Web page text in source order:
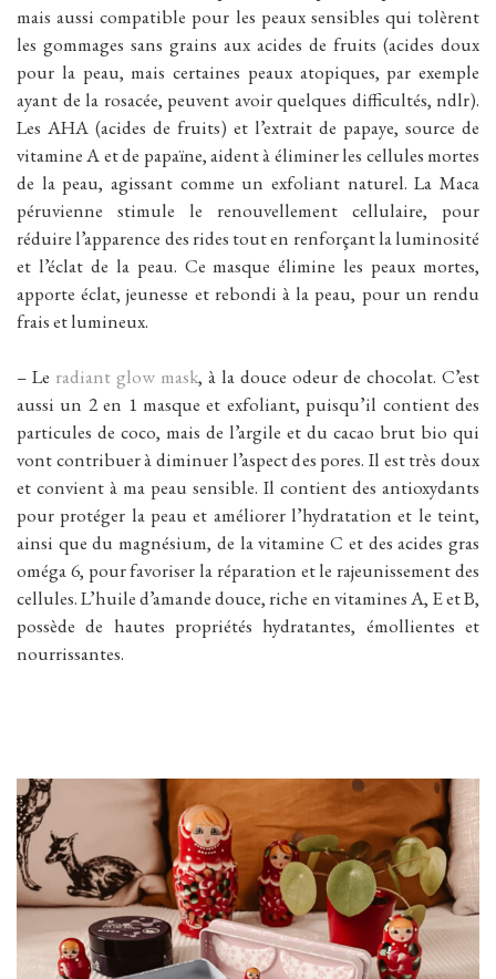
mais aussi compatible pour les peaux sensibles qui tolèrent
les gommages sans grains aux acides de fruits (acides doux
pour la peau, mais certaines peaux atopiques, par exemple
ayant de la rosacée, peuvent avoir quelques difficultés, ndlr).
Les AHA (acides de fruits) et l’extrait de papaye, source de
vitamine A et de papaïne, aident à éliminer les cellules mortes
de la peau, agissant comme un exfoliant naturel. La Maca
péruvienne stimule le renouvellement cellulaire, pour
réduire l’apparence des rides tout en renforçant la luminosité
et l’éclat de la peau. Ce masque élimine les peaux mortes,
apporte éclat, jeunesse et rebondi à la peau, pour un rendu
frais et lumineux.
– Le radiant glow mask, à la douce odeur de chocolat. C’est
aussi un 2 en 1 masque et exfoliant, puisqu’il contient des
particules de coco, mais de l’argile et du cacao brut bio qui
vont contribuer à diminuer l’aspect des pores. Il est très doux
et convient à ma peau sensible. Il contient des antioxydants
pour protéger la peau et améliorer l’hydratation et le teint,
ainsi que du magnésium, de la vitamine C et des acides gras
oméga 6, pour favoriser la réparation et le rajeunissement des
cellules. L’huile d’amande douce, riche en vitamines A, E et B,
possède de hautes propriétés hydratantes, émollientes et
nourrissantes.